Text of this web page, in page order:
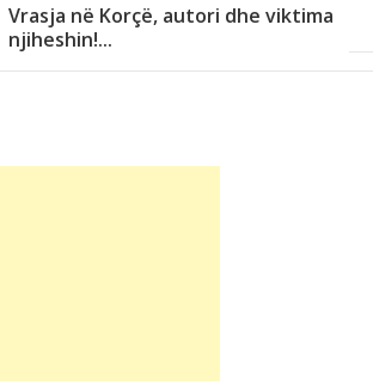
Vrasja në Korçë, autori dhe viktima
njiheshin!...